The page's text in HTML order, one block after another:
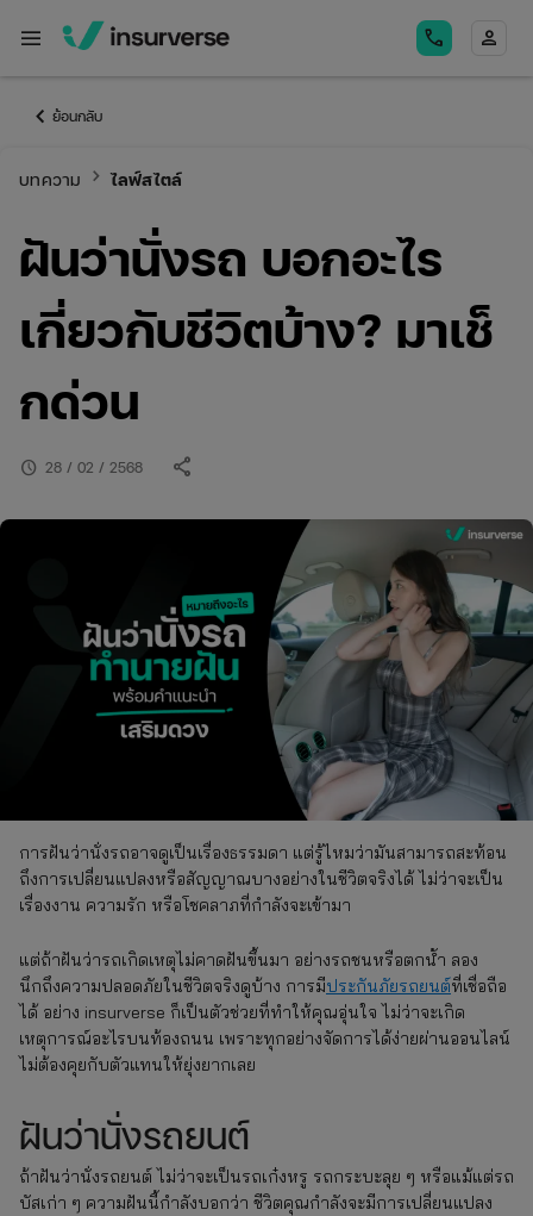
menu call person
keyboard_arrow_left ย้อนกลับ
บทความ keyboard_arrow_right ไลฟ์สไตล์
ฝันว่านั่งรถ บอกอะไร
เกี่ยวกับชีวิตบ้าง? มาเช็
กด่วน
schedule 28 / 02 / 2568 share
การฝันว่านั่งรถอาจดูเป็นเรื่องธรรมดา แต่รู้ไหมว่ามันสามารถสะท้อน
ถึงการเปลี่ยนแปลงหรือสัญญาณบางอย่างในชีวิตจริงได้ ไม่ว่าจะเป็น
เรื่องงาน ความรัก หรือโชคลาภที่กำลังจะเข้ามา
แต่ถ้าฝันว่ารถเกิดเหตุไม่คาดฝันขึ้นมา อย่างรถชนหรือตกน้ำ ลอง
นึกถึงความปลอดภัยในชีวิตจริงดูบ้าง การมีประกันภัยรถยนต์ที่เชื่อถือ
ได้ อย่าง insurverse ก็เป็นตัวช่วยที่ทำให้คุณอุ่นใจ ไม่ว่าจะเกิด
เหตุการณ์อะไรบนท้องถนน เพราะทุกอย่างจัดการได้ง่ายผ่านออนไลน์
ไม่ต้องคุยกับตัวแทนให้ยุ่งยากเลย
ฝันว่านั่งรถยนต์
ถ้าฝันว่านั่งรถยนต์ ไม่ว่าจะเป็นรถเก๋งหรู รถกระบะลุย ๆ หรือแม้แต่รถ
บัสเก่า ๆ ความฝันนี้กำลังบอกว่า ชีวิตคุณกำลังจะมีการเปลี่ยนแปลง